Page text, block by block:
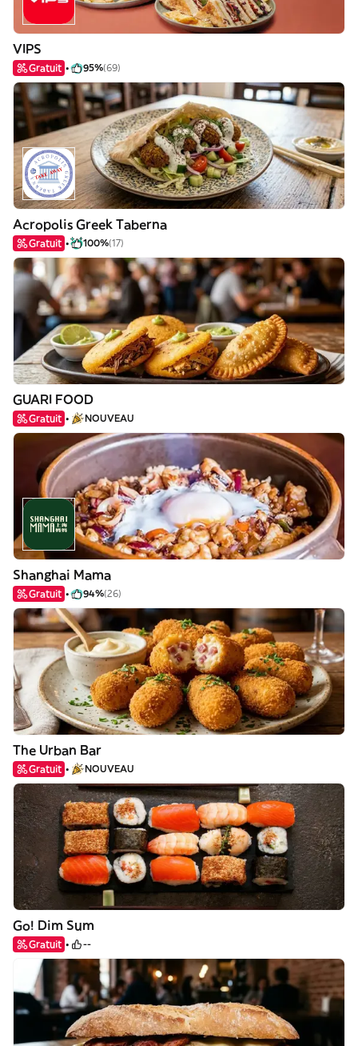
VIPS
Gratuit 95%(69)
Acropolis Greek Taberna
Gratuit 100%(17)
GUARI FOOD
Gratuit NOUVEAU
Shanghai Mama
Gratuit 94%(26)
The Urban Bar
Gratuit NOUVEAU
Go! Dim Sum
Gratuit --